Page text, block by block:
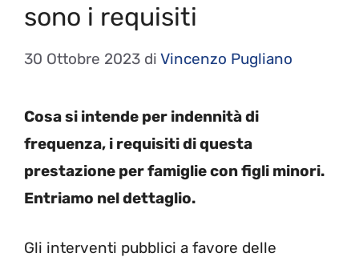
sono i requisiti
30 Ottobre 2023 di Vincenzo Pugliano
Cosa si intende per indennità di
frequenza, i requisiti di questa
prestazione per famiglie con figli minori.
Entriamo nel dettaglio.
Gli interventi pubblici a favore delle